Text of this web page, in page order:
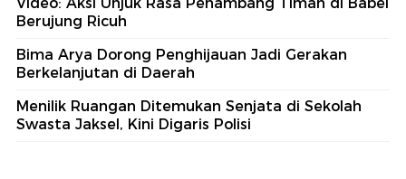
Video: Aksi Unjuk Rasa Penambang Timah di Babel
Berujung Ricuh
Bima Arya Dorong Penghijauan Jadi Gerakan
Berkelanjutan di Daerah
Menilik Ruangan Ditemukan Senjata di Sekolah
Swasta Jaksel, Kini Digaris Polisi